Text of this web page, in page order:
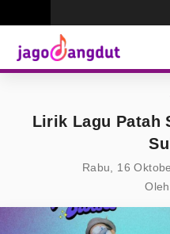
Lirik Lagu Patah
Rabu, 16